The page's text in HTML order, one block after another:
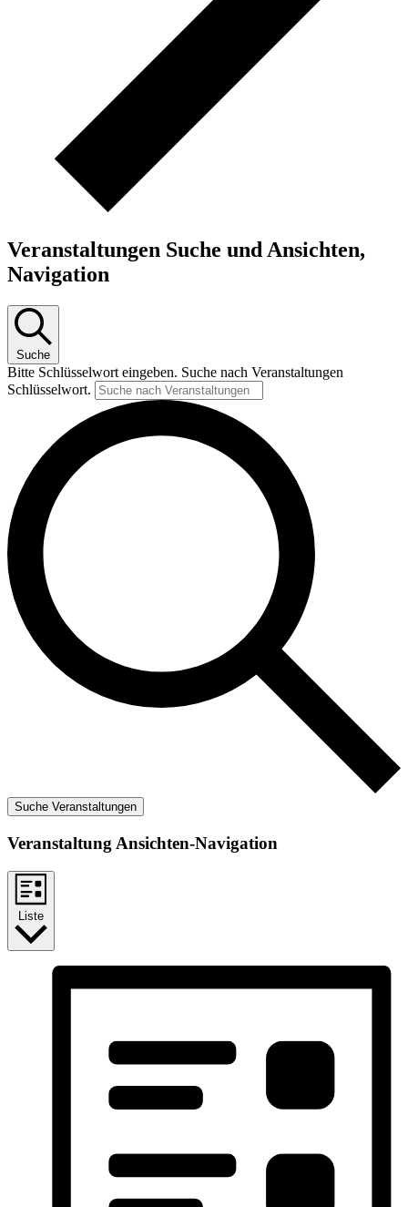
Veranstaltungen Suche und Ansichten,
Navigation
Suche
Bitte Schlüsselwort eingeben. Suche nach Veranstaltungen
Schlüsselwort.
Suche Veranstaltungen
Veranstaltung Ansichten-Navigation
Liste